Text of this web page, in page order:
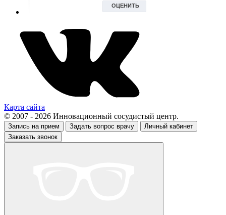
Карта сайта
© 2007 - 2026 Инновационный сосудистый центр.
Запись на прием Задать вопрос врачу
Личный кабинет
Заказать звонок